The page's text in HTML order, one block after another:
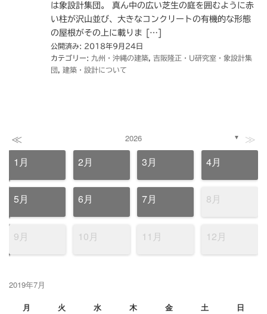
は象設計集団。 真ん中の広い芝生の庭を囲むように赤
い柱が沢山並び、大きなコンクリートの有機的な形態
の屋根がその上に載りま […]
公開済み: 2018年9月24日
カテゴリー: 九州・沖縄の建築
吉阪隆正・U研究室・象設計集
団
建築・設計について
≪ 2026 ▼ ≫
1月 2月 3月 4月
5月 6月 7月 8月
9月 10月 11月 12月
2019年7月
月
火 水 木 金 土 日